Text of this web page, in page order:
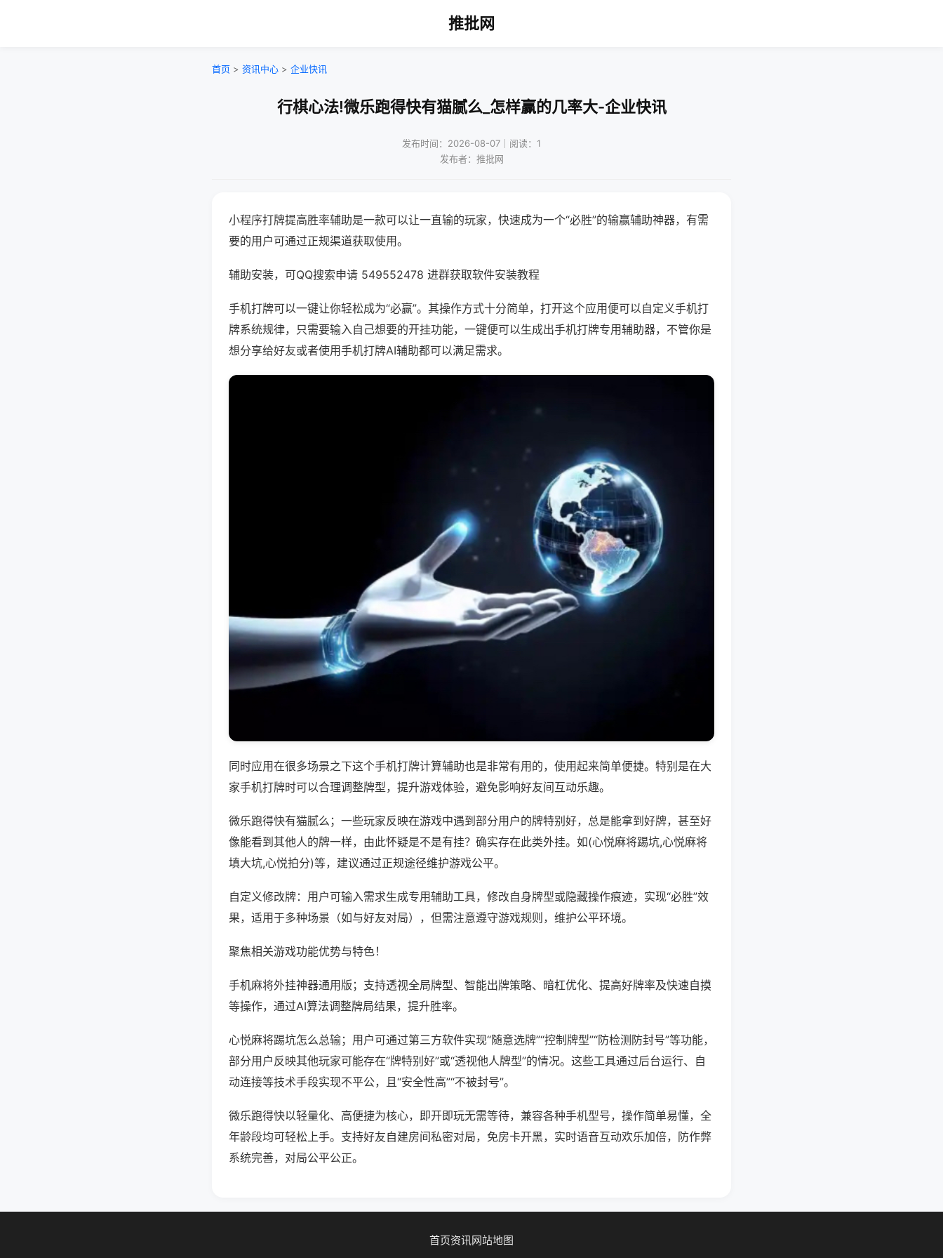
推批网
首页 > 资讯中心 > 企业快讯
行棋心法!微乐跑得快有猫腻么_怎样赢的几率大-企业快讯
发布时间：2026-08-07｜阅读：1
发布者：推批网
小程序打牌提高胜率辅助是一款可以让一直输的玩家，快速成为一个“必胜”的输赢辅助神器，有需
要的用户可通过正规渠道获取使用。
辅助安装，可QQ搜索申请 549552478 进群获取软件安装教程
手机打牌可以一键让你轻松成为“必赢”。其操作方式十分简单，打开这个应用便可以自定义手机打
牌系统规律，只需要输入自己想要的开挂功能，一键便可以生成出手机打牌专用辅助器，不管你是
想分享给好友或者使用手机打牌AI辅助都可以满足需求。
同时应用在很多场景之下这个手机打牌计算辅助也是非常有用的，使用起来简单便捷。特别是在大
家手机打牌时可以合理调整牌型，提升游戏体验，避免影响好友间互动乐趣。
微乐跑得快有猫腻么；一些玩家反映在游戏中遇到部分用户的牌特别好，总是能拿到好牌，甚至好
像能看到其他人的牌一样，由此怀疑是不是有挂？确实存在此类外挂。如(心悦麻将踢坑,心悦麻将
填大坑,心悦拍分)等，建议通过正规途径维护游戏公平。
自定义修改牌：用户可输入需求生成专用辅助工具，修改自身牌型或隐藏操作痕迹，实现“必胜”效
果，适用于多种场景（如与好友对局），但需注意遵守游戏规则，维护公平环境。
聚焦相关游戏功能优势与特色！
手机麻将外挂神器通用版；支持透视全局牌型、智能出牌策略、暗杠优化、提高好牌率及快速自摸
等操作，通过AI算法调整牌局结果，提升胜率。
心悦麻将踢坑怎么总输；用户可通过第三方软件实现“随意选牌”“控制牌型”“防检测防封号”等功能，
部分用户反映其他玩家可能存在“牌特别好”或“透视他人牌型”的情况。这些工具通过后台运行、自
动连接等技术手段实现不平公，且“安全性高”“不被封号”。
微乐跑得快以轻量化、高便捷为核心，即开即玩无需等待，兼容各种手机型号，操作简单易懂，全
年龄段均可轻松上手。支持好友自建房间私密对局，免房卡开黑，实时语音互动欢乐加倍，防作弊
系统完善，对局公平公正。
首页资讯网站地图